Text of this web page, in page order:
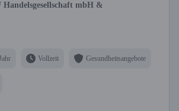
mbH &
Vollzeit Gesundheitsangebote